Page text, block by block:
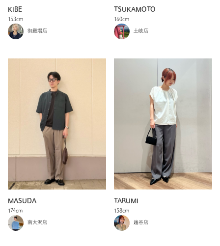
KIBE
153cm
御殿場店
TSUKAMOTO
160cm
土岐店
MASUDA
174cm
南大沢店
TARUMI
158cm
越谷店